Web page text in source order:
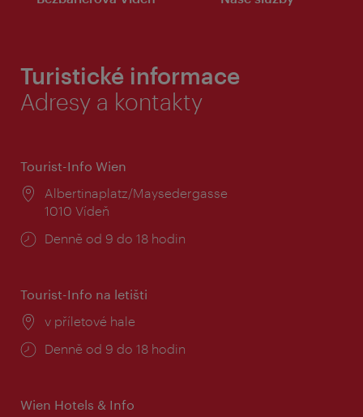
Turistické informace
Adresy a kontakty
Tourist-Info Wien
Místo:
Albertinaplatz/Maysedergasse
1010 Vídeň
Provozní
Denně od 9 do 18 hodin
Tourist-Info na letišti
Místo:
v příletové hale
Provozní
Denně od 9 do 18 hodin
Wien Hotels & Info